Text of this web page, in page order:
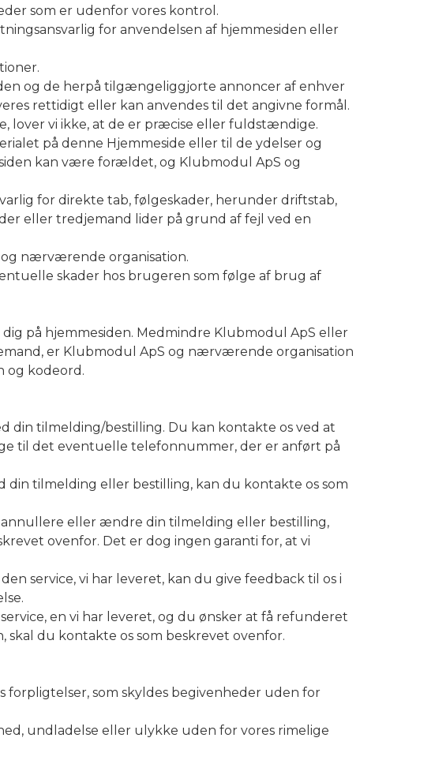
som er udenfor vores kontrol.
for anvendelsen af hjemmesiden eller
og de herpå tilgængeliggjorte annoncer af enhver
rettidigt eller kan anvendes til det angivne formål.
lover vi ikke, at de er præcise eller fuldstændige.
på denne Hjemmeside eller til de ydelser og
kan være forældet, og Klubmodul ApS og
for direkte tab, følgeskader, herunder driftstab,
eller tredjemand lider på grund af fejl ved en
nærværende organisation.
skader hos brugeren som følge af brug af
på hjemmesiden. Medmindre Klubmodul ApS eller
er Klubmodul ApS og nærværende organisation
og kodeord.
din tilmelding/bestilling. Du kan kontakte os ved at
til det eventuelle telefonnummer, der er anført på
tilmelding eller bestilling, kan du kontakte os som
eller ændre din tilmelding eller bestilling,
ovenfor. Det er dog ingen garanti for, at vi
service, vi har leveret, kan du give feedback til os i
en vi har leveret, og du ønsker at få refunderet
du kontakte os som beskrevet ovenfor.
forpligtelser, som skyldes begivenheder uden for
undladelse eller ulykke uden for vores rimelige